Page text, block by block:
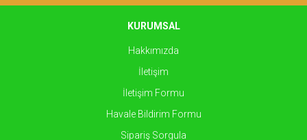
KURUMSAL
Hakkımızda
İletişim
İletişim Formu
Havale Bildirim Formu
Sipariş Sorgula